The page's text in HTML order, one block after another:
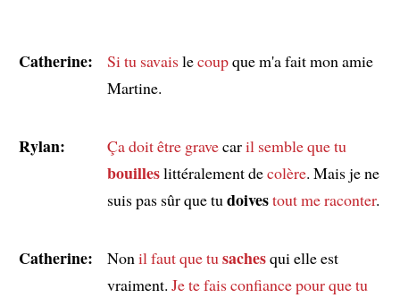
Catherine: Si tu savaislecoupque m'a fait mon amie
Martine.
Rylan: Ça doit être gravecaril semble quetu
bouilleslittéralement decolère. Mais je ne
suis pas sûr que tu doivestout me raconter.
Catherine: Non il faut que tu sachesqui elle est
vraiment. Je te fais confiancepour que tu